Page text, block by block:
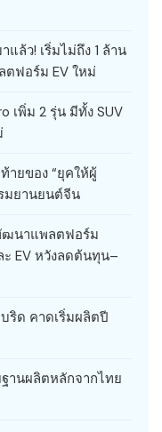
ล้ว! เริ่มไม่ถึง 1 ล้าน
ฟอร์ม EV ใหม่
เพิ่ม 2 รุ่น มีทั้ง SUV
ายของ “ยุคให้ผู้
มยานยนต์จีน
ฒนาแพลตฟอร์ม
ะ EV หวังลดต้นทุน–
ริด คาดเริ่มผลิตปี
ฐานผลิตหลักจากไทย